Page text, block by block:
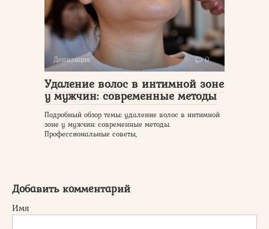
Депиляция 0
Удаление волос в интимной зоне
у мужчин: современные методы
Подробный обзор темы: удаление волос в интимной
зоне у мужчин: современные методы.
Профессиональные советы,
Добавить комментарий
Имя